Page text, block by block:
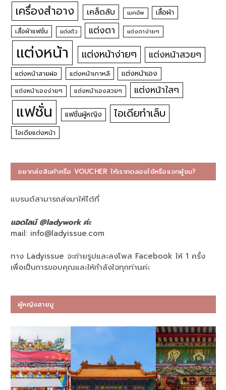
เครื่องสำอาง เคล็ดลับ เมคอัพ เสื้อผ้า
เสื้อผ้าแฟชั่น แต่งตัว แต่งตา แต่งตาง่ายๆ
แต่งหน้า แต่งหน้าง่ายๆ แต่งหน้าสวยๆ
แต่งหน้าสายฝอ แต่งหน้าเกาหลี แต่งหน้าเอง
แต่งหน้าเองง่ายๆ แต่งหน้าเองสวยๆ แต่งหน้าใสๆ
แฟชั่น แฟชั่นผู้หญิง ไอเดียทำเล็บ
ไอเดียแต่งหน้า
อยากส่งสินค้าหรือ VOUCHER ให้เราทดลองใช้หรือแจกผู้ชม?
แบรนด์สามารถส่งมาให้ได้ที่
แอดไลน์ @ladywork ค่ะ
mail: info@ladyissue.com
ทาง Ladyissue จะถ่ายรูปและลงโพส Facebook ให้ 1 ครั้ง
เพื่อเป็นการขอบคุณและให้กำลังใจทุกท่านค่ะ
ผู้หญิงสายมู